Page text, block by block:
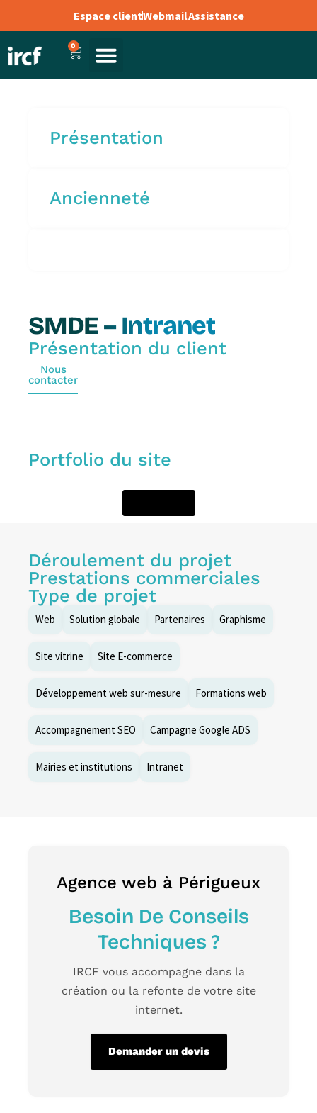
Espace clientWebmailAssistance
0
Présentation
Ancienneté
SMDE – Intranet
Présentation du client
Nous
contacter
Portfolio du site
Déroulement du projet
Prestations commerciales
Type de projet
Web Solution globale Partenaires Graphisme
Site vitrine Site E-commerce
Développement web sur-mesure Formations web
Accompagnement SEO Campagne Google ADS
Mairies et institutions Intranet
Agence web à Périgueux
Besoin De Conseils
Techniques ?
IRCF vous accompagne dans la
création ou larefonte de votre site
internet.
Demander un devis